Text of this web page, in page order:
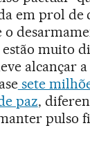
em prol de
muito
alcançar
sete
paz,
pulso